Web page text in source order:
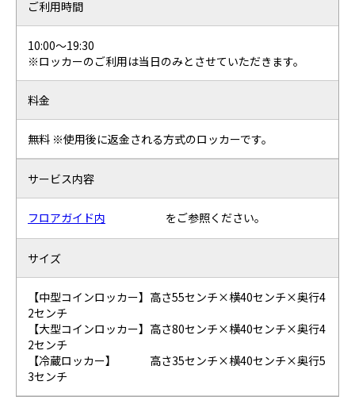
ご利用時間
10:00～19:30
※ロッカーのご利用は当日のみとさせていただきます。
料金
無料 ※使用後に返金される方式のロッカーです。
サービス内容
フロアガイド内 をご参照ください。
サイズ
【中型コインロッカー】高さ55センチ×横40センチ×奥行4
2センチ
【大型コインロッカー】高さ80センチ×横40センチ×奥行4
2センチ
【冷蔵ロッカー】 高さ35センチ×横40センチ×奥行5
3センチ